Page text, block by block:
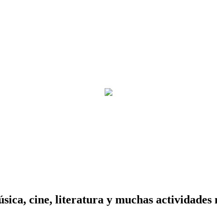
cine, literatura y muchas actividades